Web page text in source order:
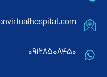
09128508450